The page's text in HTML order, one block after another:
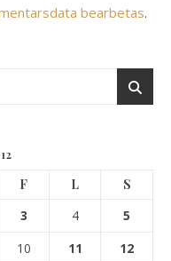
bearbetas.
F L
S
3 4
5
10 11
12